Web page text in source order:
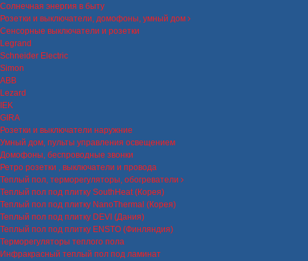
Солнечная энергия в быту
Розетки и выключатели, домофоны, умный дом
Сенсорные выключатели и розетки
Legrand
Schneider Electric
Simon
ABB
Lezard
IEK
GIRA
Розетки и выключатели наружние
Умный дом, пульты управления освещением
Домофоны, беспроводные звонки
Ретро розетки , выключатели и провода
Теплый пол, терморегуляторы, обогреватели
Теплый пол под плитку SouthHeat (Корея)
Теплый пол под плитку NanoThermal (Корея)
Теплый пол под плитку DEVI (Дания)
Теплый пол под плитку ENSTO (Финляндия)
Терморегуляторы теплого пола
Инфракрасный теплый пол под ламинат